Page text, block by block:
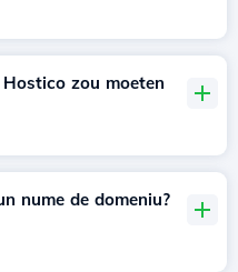
zou moeten
nume de domeniu?